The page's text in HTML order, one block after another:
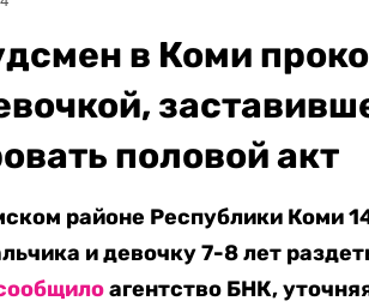
в Коми
половой акт
районе Республики Коми
и девочку 7-8 лет
агентство БНК,